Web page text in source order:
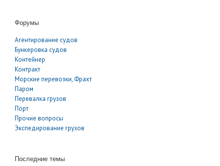
Форумы
Агентирование судов
Бункеровка судов
Контейнер
Контракт
Морские перевозки, Фрахт
Паром
Перевалка грузов
Порт
Прочие вопросы
Экспедирование грузов
Последние темы